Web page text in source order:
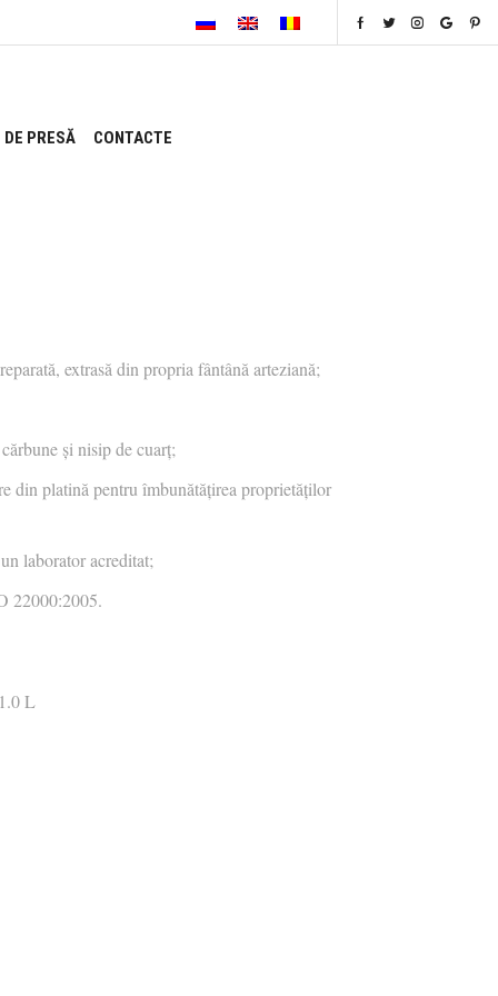
PRESĂ CONTACTE
extrasă din propria fântână arteziană;
și nisip de cuarț;
din platină pentru îmbunătățirea proprietăților
laborator acreditat;
22000:2005.
L